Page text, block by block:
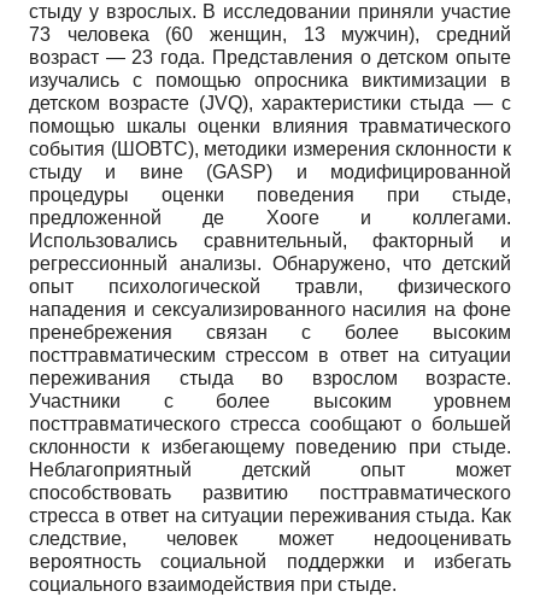
стыду у взрослых. В исследовании приняли участие
73 человека (60 женщин, 13 мужчин), средний
возраст — 23 года. Представления о детском опыте
изучались с помощью опросника виктимизации в
детском возрасте (JVQ), характеристики стыда — с
помощью шкалы оценки влияния травматического
события (ШОВТС), методики измерения склонности к
стыду и вине (GASP) и модифицированной
процедуры оценки поведения при стыде,
предложенной де Хооге и коллегами.
Использовались сравнительный, факторный и
регрессионный анализы. Обнаружено, что детский
опыт психологической травли, физического
нападения и сексуализированного насилия на фоне
пренебрежения связан с более высоким
посттравматическим стрессом в ответ на ситуации
переживания стыда во взрослом возрасте.
Участники с более высоким уровнем
посттравматического стресса сообщают о большей
склонности к избегающему поведению при стыде.
Неблагоприятный детский опыт может
способствовать развитию посттравматического
стресса в ответ на ситуации переживания стыда. Как
следствие, человек может недооценивать
вероятность социальной поддержки и избегать
социального взаимодействия при стыде.